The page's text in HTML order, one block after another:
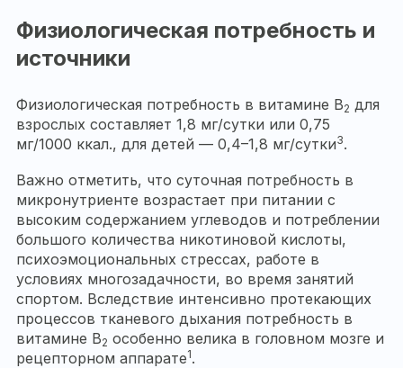
Физиологическая потребность и
источники
Физиологическая потребность в витамине В2 для
взрослых составляет 1,8 мг/сутки или 0,75
мг/1000 ккал., для детей — 0,4–1,8 мг/сутки3.
Важно отметить, что суточная потребность в
микронутриенте возрастает при питании с
высоким содержанием углеводов и потреблении
большого количества никотиновой кислоты,
психоэмоциональных стрессах, работе в
условиях многозадачности, во время занятий
спортом. Вследствие интенсивно протекающих
процессов тканевого дыхания потребность в
витамине В2 особенно велика в головном мозге и
рецепторном аппарате1.